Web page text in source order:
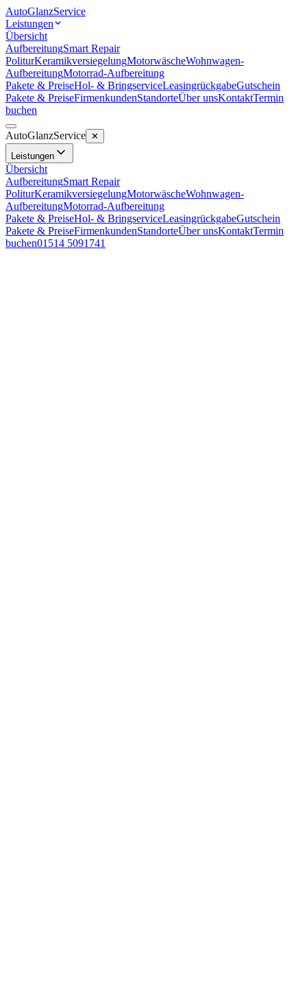
AutoGlanzService
Leistungen
Übersicht
AufbereitungSmart Repair
PoliturKeramikversiegelungMotorwäscheWohnwagen-
AufbereitungMotorrad-Aufbereitung
Pakete & PreiseHol- & BringserviceLeasingrückgabeGutschein
Pakete & PreiseFirmenkundenStandorteÜber unsKontaktTermin
buchen
AutoGlanzService ✕
Leistungen
Übersicht
AufbereitungSmart Repair
PoliturKeramikversiegelungMotorwäscheWohnwagen-
AufbereitungMotorrad-Aufbereitung
Pakete & PreiseHol- & BringserviceLeasingrückgabeGutschein
Pakete & PreiseFirmenkundenStandorteÜber unsKontaktTermin
buchen01514 5091741